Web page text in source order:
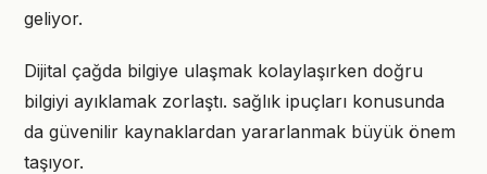
geliyor.
Dijital çağda bilgiye ulaşmak kolaylaşırken doğru
bilgiyi ayıklamak zorlaştı. sağlık ipuçları konusunda
da güvenilir kaynaklardan yararlanmak büyük önem
taşıyor.